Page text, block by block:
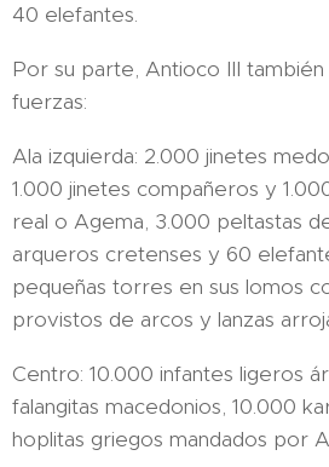
40 elefantes.
Por su parte, Antioco III
fuerzas:
Ala izquierda: 2.000 jinetes
1.000 jinetes compañeros y
real o Agema, 3.000 peltastas
arqueros cretenses y 60
pequeñas torres en sus lomos
provistos de arcos y lanzas
Centro: 10.000 infantes ligeros
falangitas macedonios, 10.000
hoplitas griegos mandados por